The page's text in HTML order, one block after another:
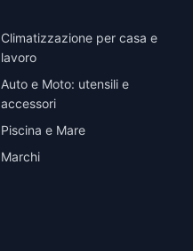
Climatizzazione per casa e
lavoro
Auto e Moto: utensili e
accessori
Piscina e Mare
Marchi